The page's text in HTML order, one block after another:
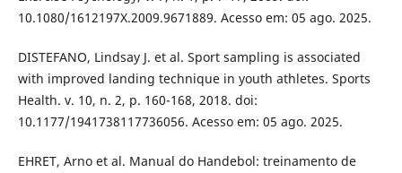
10.1080/1612197X.2009.9671889. Acesso em: 05 ago. 2025.
DISTEFANO, Lindsay J. et al. Sport sampling is associated
with improved landing technique in youth athletes. Sports
Health. v. 10, n. 2, p. 160-168, 2018. doi:
10.1177/1941738117736056. Acesso em: 05 ago. 2025.
EHRET, Arno et al. Manual do Handebol: treinamento de